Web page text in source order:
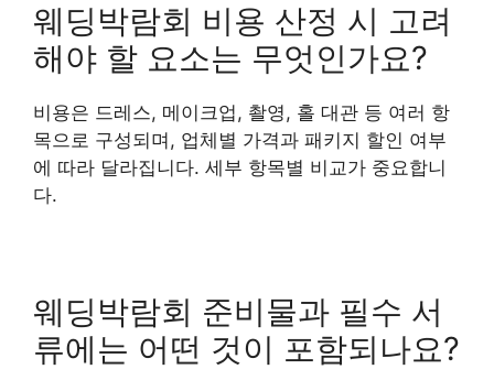
웨딩박람회 비용 산정 시 고려
해야 할 요소는 무엇인가요?
비용은 드레스, 메이크업, 촬영, 홀 대관 등 여러 항
목으로 구성되며, 업체별 가격과 패키지 할인 여부
에 따라 달라집니다. 세부 항목별 비교가 중요합니
다.
웨딩박람회 준비물과 필수 서
류에는 어떤 것이 포함되나요?